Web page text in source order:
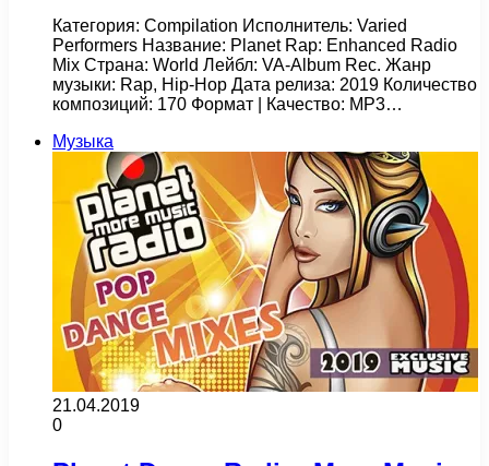
Категория: Compilation Исполнитель: Varied
Performers Название: Planet Rap: Enhanced Radio
Mix Страна: World Лейбл: VA-Album Rec. Жанр
музыки: Rap, Hip-Hop Дата релиза: 2019 Количество
композиций: 170 Формат | Качество: MP3…
Музыка
21.04.2019
0